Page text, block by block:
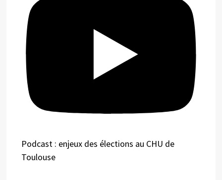
Podcast : enjeux des élections au CHU de
Toulouse